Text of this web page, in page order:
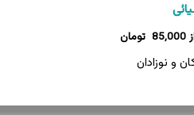
85,000
و نوزادان